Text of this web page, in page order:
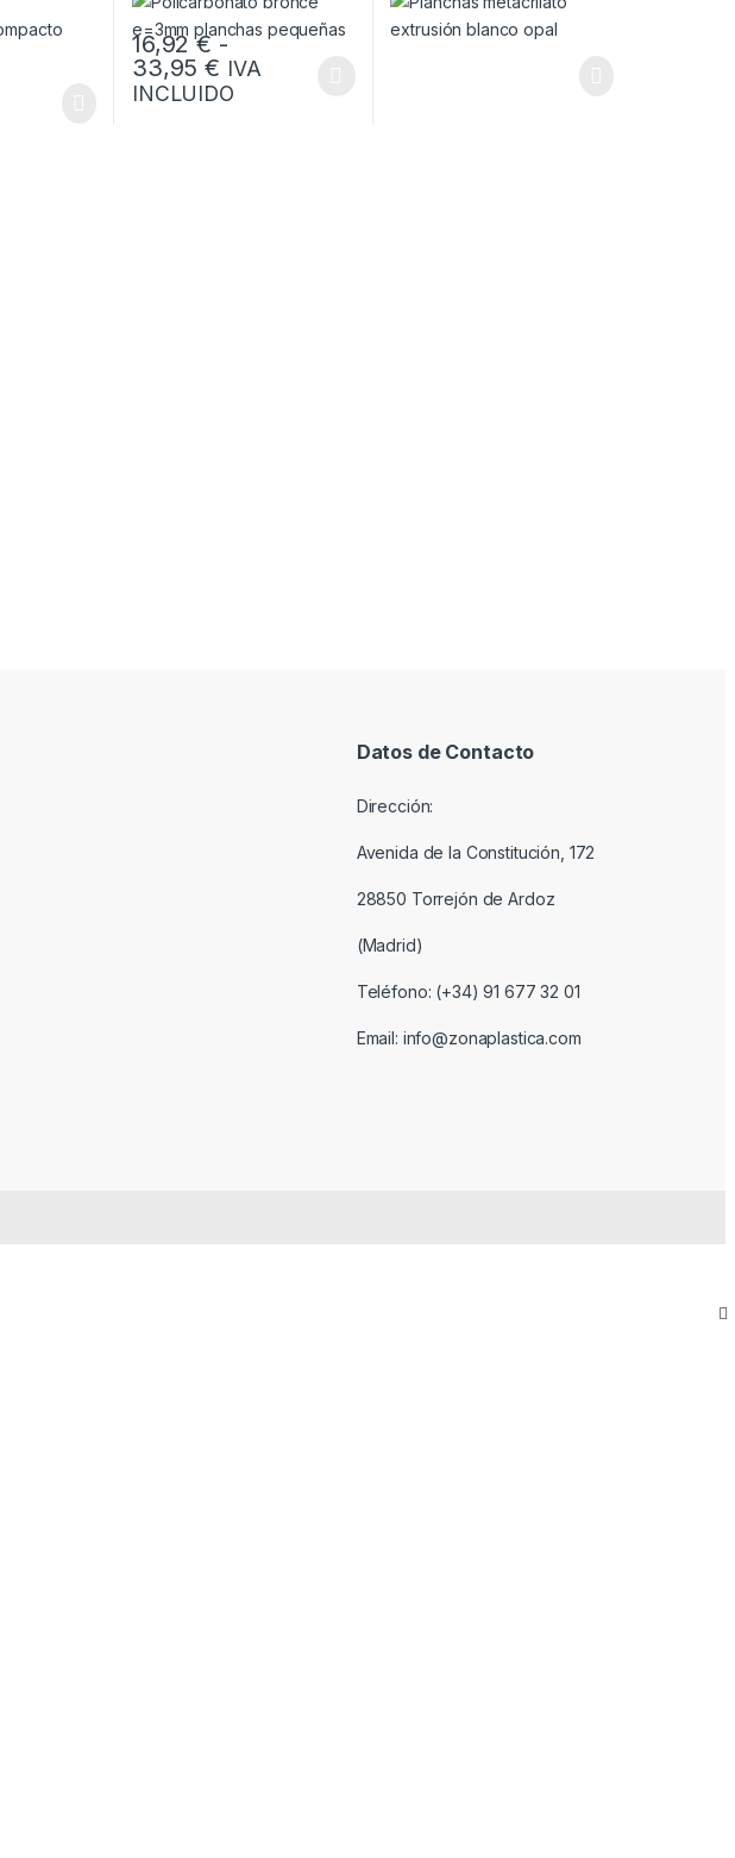
16,92€ -
33,95€ Rango de precios: desde 16,92 € hasta 33,95
IVA
INCLUIDO
Este producto tiene múltiples variantes. Las opciones se pueden elegir en la
Datos de Contacto
Dirección:
Avenida de la Constitución, 172
28850 Torrejón de Ardoz
(Madrid)
Teléfono: (+34) 91 677 32 01
Email: info@zonaplastica.com